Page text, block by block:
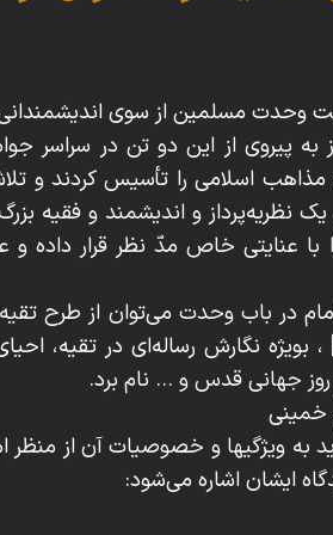
وحدت مسلمین از سوی
به پیروی از این دو تن در سراسر
اسلامی را تأسیس کردند و
نظریه‌پرداز و اندیشمند و فقیه
با عنایتی خاص مدّ نظر قرار داده
در باب وحدت می‌توان از طرح
۱۳۶۸ ج ۲: ۲۰۰ـ۱۷۴] ، بویژه نگارش رساله‌ای
جهانی قدس و ... نام برد.
خمینی
به ویژگیها و خصوصیات آن از منظر
ایشان اشاره می‌شود: